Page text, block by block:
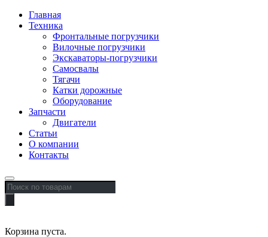
Главная
Техника
Фронтальные погрузчики
Вилочные погрузчики
Экскаваторы-погрузчики
Самосвалы
Тягачи
Катки дорожные
Оборудование
Запчасти
Двигатели
Статьи
О компании
Контакты
Поиск
товаров
Корзина пуста.